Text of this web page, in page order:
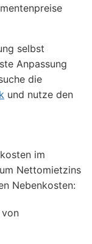
selbst
Anpassung
die
und nutze den
im
Nettomietzins
Nebenkosten:
von